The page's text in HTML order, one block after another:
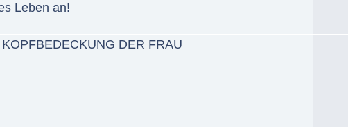
Leben an!
DER FRAU